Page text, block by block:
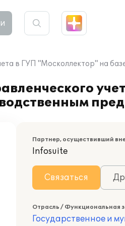
в ГУП "Москоллектор" на
Партнер, осуществивший
Infosuite
Связаться
Отрасль / Функциональная
Государственное и